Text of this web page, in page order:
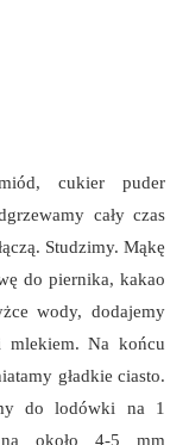
cukier puder
cały czas
Studzimy. Mąkę
do piernika, kakao
wody, dodajemy
Na końcu
gładkie ciasto.
do lodówki na 1
na około 4-5 mm